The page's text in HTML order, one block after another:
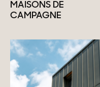
MAISONS DE
CAMPAGNE